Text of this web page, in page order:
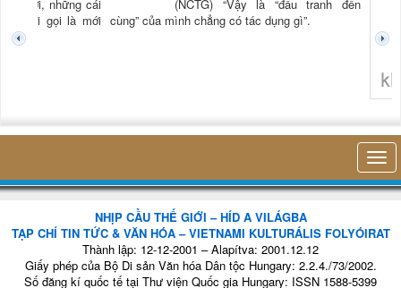
“Xời, những cái
mới gọi là mới
(NCTG) “Vậy là “đấu tranh đến
cùng” của mình chẳng có tác dụng gì”.
NHỊP CẦU THẾ GIỚI – HÍD A VILÁGBA
TẠP CHÍ TIN TỨC & VĂN HÓA – VIETNAMI KULTURÁLIS FOLYÓIRAT
Thành lập: 12-12-2001 – Alapítva: 2001.12.12
Giấy phép của Bộ Di sản Văn hóa Dân tộc Hungary: 2.2.4./73/2002.
Số đăng kí quốc tế tại Thư viện Quốc gia Hungary: ISSN 1588-5399